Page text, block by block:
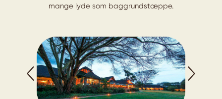
mange lyde som baggrundstæppe.